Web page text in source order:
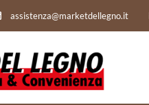
assistenza@marketdellegno.it